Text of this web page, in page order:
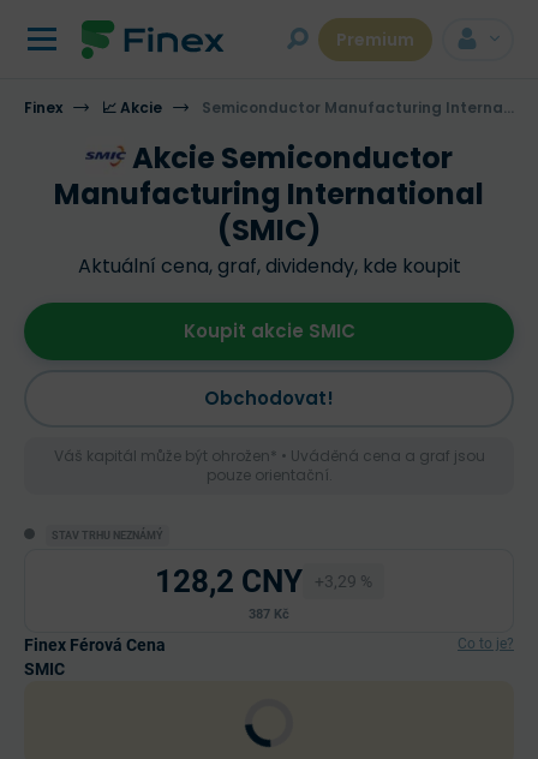
Premium
Finex 📈 Akcie Semiconductor Manufacturing International
Akcie Semiconductor
Manufacturing International
(SMIC)
Aktuální cena, graf, dividendy, kde koupit
Obchodovat!
Koupit akcie SMIC
Váš kapitál může být ohrožen* • Uváděná cena a graf jsou
pouze orientační.
STAV TRHU NEZNÁMÝ
128,2 CNY +3,29 %
387 Kč
Finex Férová Cena
SMIC
Co to je?